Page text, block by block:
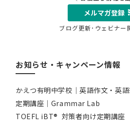
メルマガ登録
ブログ更新･ウェビナー
お知らせ・キャンペーン情報
かえつ有明中学校｜英語作文・英
定期講座｜Grammar Lab
TOEFL iBT® 対策者向け定期講座